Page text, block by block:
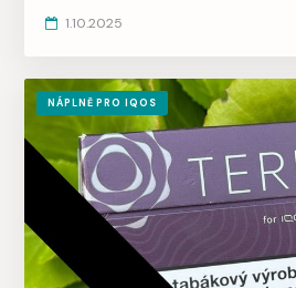
1.10.2025
NÁPLNĚ PRO IQOS